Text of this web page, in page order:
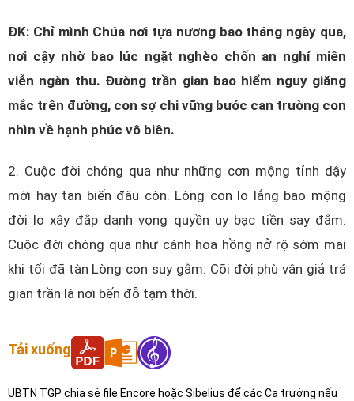
ĐK: Chỉ mình Chúa nơi tựa nương bao tháng ngày qua,
nơi cậy nhờ bao lúc ngặt nghèo chốn an nghỉ miên
viễn ngàn thu. Đường trần gian bao hiểm nguy giăng
mắc trên đường, con sợ chi vững bước can trường con
nhìn về hạnh phúc vô biên.
2. Cuộc đời chóng qua như những cơn mộng tỉnh dậy
mới hay tan biến đâu còn. Lòng con lo lắng bao mộng
đời lo xây đắp danh vọng quyền uy bạc tiền say đắm.
Cuộc đời chóng qua như cánh hoa hồng nở rộ sớm mai
khi tối đã tàn Lòng con suy gẫm: Cõi đời phù vân giả trá
gian trần là nơi bến đỗ tạm thời.
Tải xuống
UBTN TGP chia sẻ file Encore hoặc Sibelius để các Ca trưởng nếu